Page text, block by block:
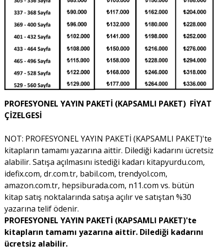
PROFESYONEL YAYIN PAKETİ (KAPSAMLI PAKET) FİYAT
ÇİZELGESİ
NOT: PROFESYONEL YAYIN PAKETİ (KAPSAMLI PAKET)'te
kitapların tamamı yazarına aittir. Dilediği kadarını ücretsiz
alabilir. Satışa açılmasını istediği kadarı kitapyurdu.com,
idefix.com, dr.com.tr, babil.com, trendyol.com,
amazon.com.tr, hepsiburada.com, n11.com vs. bütün
kitap satış noktalarında satışa açılır ve satıştan %30
yazarına telif ödenir.
PROFESYONEL YAYIN PAKETİ (KAPSAMLI PAKET)'te
kitapların tamamı yazarına aittir. Dilediği kadarını
ücretsiz alabilir.